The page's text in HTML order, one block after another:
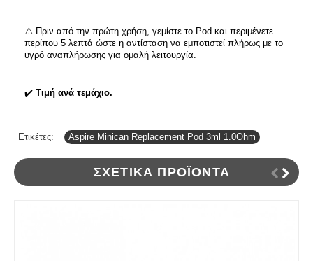
⚠️ Πριν από την πρώτη χρήση, γεμίστε το Pod και περιμένετε
περίπου 5 λεπτά ώστε η αντίσταση να εμποτιστεί πλήρως με το
υγρό αναπλήρωσης για ομαλή λειτουργία.
✔️ Τιμή ανά τεμάχιο.
Ετικέτες: Aspire Minican Replacement Pod 3ml 1.0Ohm
ΣΧΕΤΙΚΆ ΠΡΟΪΌΝΤΑ